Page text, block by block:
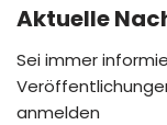
Aktuelle
Sei immer
anmelden